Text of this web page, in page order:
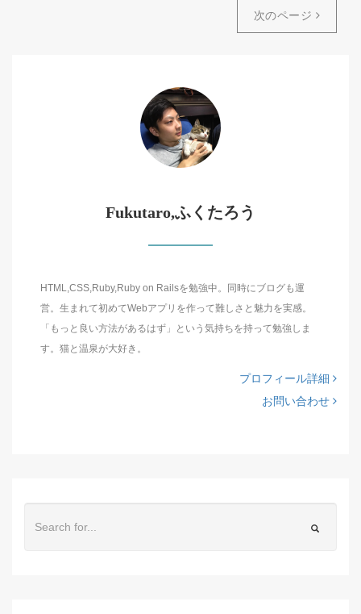
次のページ
Fukutaro,ふくたろう
HTML,CSS,Ruby,Ruby on Railsを勉強中。同時にブログも運
営。生まれて初めてWebアプリを作って難しさと魅力を実感。
「もっと良い方法があるはず」という気持ちを持って勉強しま
す。猫と温泉が大好き。
プロフィール詳細
お問い合わせ